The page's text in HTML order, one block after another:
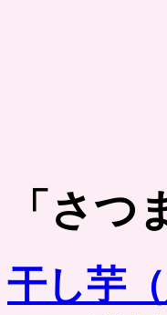
「 さつ
干し芋